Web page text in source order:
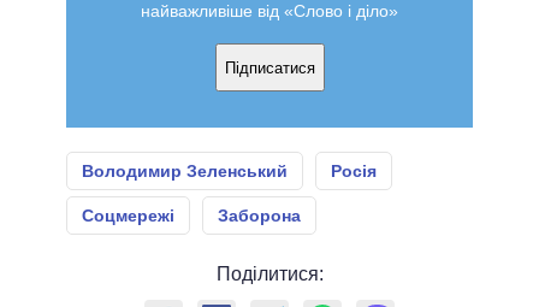
найважливіше від «Слово і діло»
Підписатися
Володимир Зеленський Росія
Соцмережі Заборона
Поділитися: